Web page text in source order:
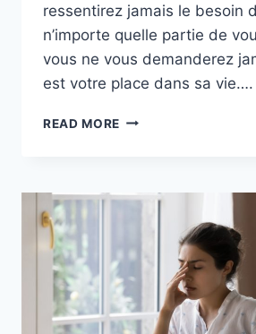
ressentirez jamais le besoin
n’importe quelle partie de
vous ne vous demanderez
est votre place dans sa vie….
READ MORE AVEC
VOUS
JAMAIS
À
DEMANDER
OÙ
VOUS